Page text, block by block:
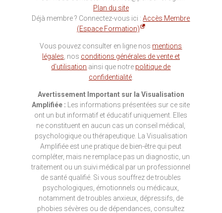
Plan du site
Déjà membre ? Connectez-vous ici :Accès Membre
(Espace Formation)
Vous pouvez consulter en ligne nos mentions
légales , nos conditions générales de vente et
d’utilisation ainsi que notre politique de
confidentialité.
Avertissement Important sur la Visualisation
Amplifiée : Les informations présentées sur ce site
ont un but informatif et éducatif uniquement. Elles
ne constituent en aucun cas un conseil médical,
psychologique ou thérapeutique. La Visualisation
Amplifiée est une pratique de bien-être qui peut
compléter, mais ne remplace pas un diagnostic, un
traitement ou un suivi médical par un professionnel
de santé qualifié. Si vous souffrez de troubles
psychologiques, émotionnels ou médicaux,
notamment de troubles anxieux, dépressifs, de
phobies sévères ou de dépendances, consultez